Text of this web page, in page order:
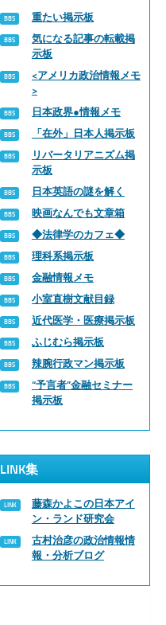
重たい掲示板
気になる記事の転載掲
示板
<アメリカ政治情報メモ
>
日本政界●情報メモ
「在外」日本人掲示板
リバータリアニズム掲
示板
日本英語の謎を解く
映画なんでも文章箱
◆法律学のカフェ◆
理科系掲示板
金融情報メモ
小室直樹文献目録
近代医学・医療掲示板
ふじむら掲示板
辣腕行政マン掲示板
“予言者”金融セミナー
掲示板
LINK集
藤森かよこの日本アイ
ン・ランド研究会
古村治彦の政治情報情
報・分析ブログ